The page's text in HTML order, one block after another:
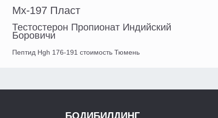
Mx-197 Пласт
Тестостерон Пропионат Индийский
Боровичи
Пептид Hgh 176-191 стоимость Тюмень
БОДИБИЛДИНГ